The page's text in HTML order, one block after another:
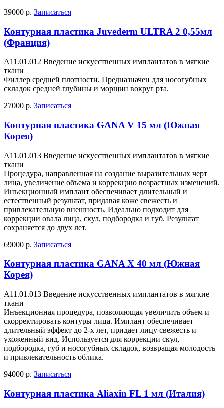
39000 р. Записаться
Контурная пластика Juvederm ULTRA 2 0,55мл
(Франция)
А11.01.012 Введение искусственных имплантатов в мягкие
ткани
Филлер средней плотности. Предназначен для носогубных
складок средней глубины и морщин вокруг рта.
27000 р. Записаться
Контурная пластика GANA V 15 мл (Южная
Корея)
A11.01.013 Введение искусственных имплантатов в мягкие
ткани
Процедура, направленная на создание выразительных черт
лица, увеличение объема и коррекцию возрастных изменений.
Инъекционный имплант обеспечивает длительный и
естественный результат, придавая коже свежесть и
привлекательную внешность. Идеально подходит для
коррекции овала лица, скул, подбородка и губ. Результат
сохраняется до двух лет.
69000 р. Записаться
Контурная пластика GANA X 40 мл (Южная
Корея)
A11.01.013 Введение искусственных имплантатов в мягкие
ткани
Инъекционная процедура, позволяющая увеличить объем и
скорректировать контуры лица. Имплант обеспечивает
длительный эффект до 2-х лет, придает лицу свежесть и
ухоженный вид. Используется для коррекции скул,
подбородка, губ и носогубных складок, возвращая молодость
и привлекательность облика.
94000 р. Записаться
Контурная пластика Aliaxin FL 1 мл (Италия)